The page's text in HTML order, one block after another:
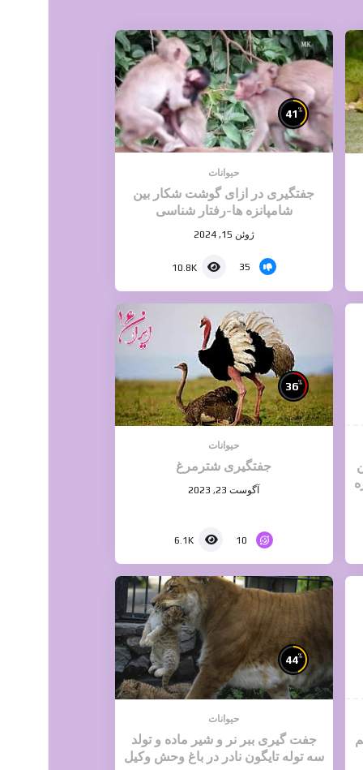
41%
حیوانات
جفتگیری در ازای گوشت شکار بین
شامپانزه ها-رفتار شناسی
ژوئن 15, 2024
35
10.8K
36%
حیوانات
جفتگیری شترمرغ
آگوست 23, 2023
10
6.1K
44%
حیوانات
جفت گیری ببر نر و شیر ماده و تولد
سه توله تایگون نادر در باغ وحش وکیل